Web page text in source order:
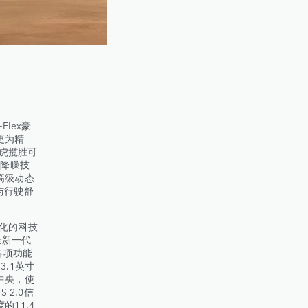
豪
为精
揽胜可
噪技
级动态
行驶舒
的科技
一代
项功能
英寸
央，使
2.0信
的11.4